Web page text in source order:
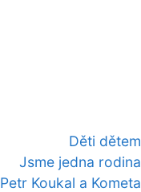
Děti dětem
Jsme jedna rodina
Petr Koukal a Kometa